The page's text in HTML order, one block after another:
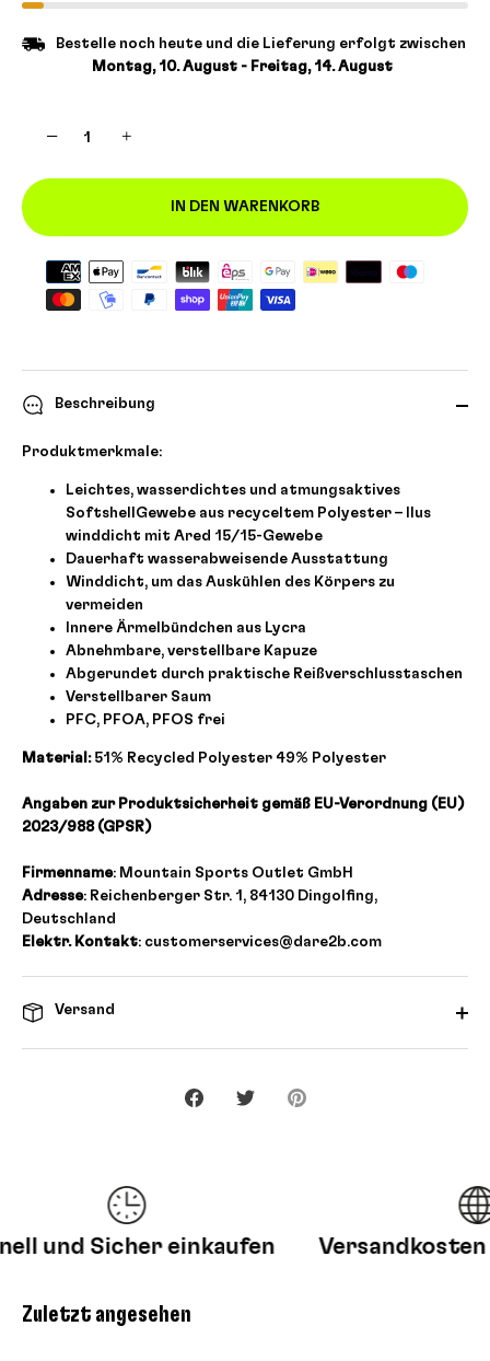
Bestelle noch heute und die Lieferung erfolgt zwischen
Montag, 10. August - Freitag, 14. August
− +
IN DEN WARENKORB
Beschreibung
Produktmerkmale:
Leichtes, wasserdichtes und atmungsaktives
SoftshellGewebe aus recyceltem Polyester – Ilus
winddicht mit Ared 15/15-Gewebe
Dauerhaft wasserabweisende Ausstattung
Winddicht, um das Auskühlen des Körpers zu
vermeiden
Innere Ärmelbündchen aus Lycra
Abnehmbare, verstellbare Kapuze
Abgerundet durch praktische Reißverschlusstaschen
Verstellbarer Saum
PFC, PFOA, PFOS frei
Material:51% Recycled Polyester 49% Polyester
Angaben zur Produktsicherheit gemäß EU-Verordnung (EU)
2023/988 (GPSR)
Firmenname: Mountain Sports Outlet GmbH
Adresse: Reichenberger Str. 1, 84130 Dingolfing,
Deutschland
Elektr. Kontakt: customerservices@dare2b.com
Versand
Teilen TwitternPinnen
und Sicher einkaufen Versandkosten
Zuletzt angesehen